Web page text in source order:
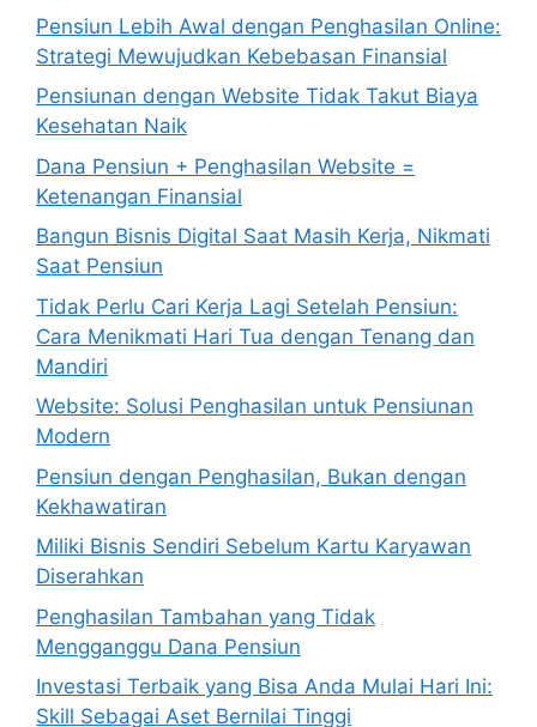
Pensiun Lebih Awal dengan Penghasilan Online:
Strategi Mewujudkan Kebebasan Finansial
Pensiunan dengan Website Tidak Takut Biaya
Kesehatan Naik
Dana Pensiun + Penghasilan Website =
Ketenangan Finansial
Bangun Bisnis Digital Saat Masih Kerja, Nikmati
Saat Pensiun
Tidak Perlu Cari Kerja Lagi Setelah Pensiun:
Cara Menikmati Hari Tua dengan Tenang dan
Mandiri
Website: Solusi Penghasilan untuk Pensiunan
Modern
Pensiun dengan Penghasilan, Bukan dengan
Kekhawatiran
Miliki Bisnis Sendiri Sebelum Kartu Karyawan
Diserahkan
Penghasilan Tambahan yang Tidak
Mengganggu Dana Pensiun
Investasi Terbaik yang Bisa Anda Mulai Hari Ini:
Skill Sebagai Aset Bernilai Tinggi